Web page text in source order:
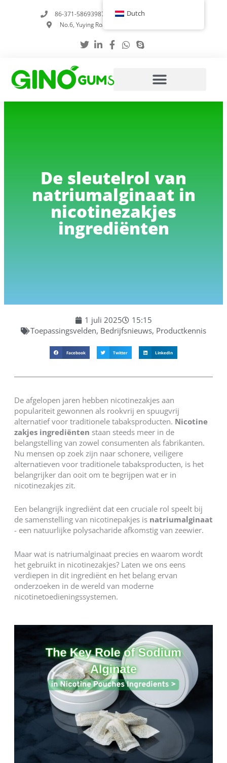
86-371-58693987
info@gumstabilizer.com
No.6, Yuying Road, Zhengzhou, Henan, China
De sleutelrol van
natriumalginaat in
nicotinezakjes
ingrediënten
1 juli 2025
15:15
Toepassingsvelden, Bedrijfsnieuws, Productkennis
Facebook Twitter LinkedIn
De afgelopen jaren hebben nicotinezakjes aan
populariteit gewonnen als rookvrij en spuugvrij
alternatief voor traditionele tabaksproducten. Nicotine
zakjes ingrediënten staan steeds meer in de
belangstelling van zowel consumenten als fabrikanten.
Nu mensen op zoek zijn naar schonere, veiligere
alternatieven voor traditionele tabaksproducten, is het
belangrijker dan ooit om te begrijpen wat er in
nicotinezakjes zit.
Een belangrijk ingrediënt dat een cruciale rol speelt bij
de samenstelling van nicotinepakjes is natriumalginaat
- een natuurlijke polysacharide afkomstig van zeewier.
Maar wat is natriumalginaat precies en waarom wordt
het gebruikt in nicotinezakjes? Laten we ons eens
verdiepen in dit ingrediënt en het belang ervan
onderzoeken in de wereld van moderne
nicotinetoedieningssystemen.
Dutch